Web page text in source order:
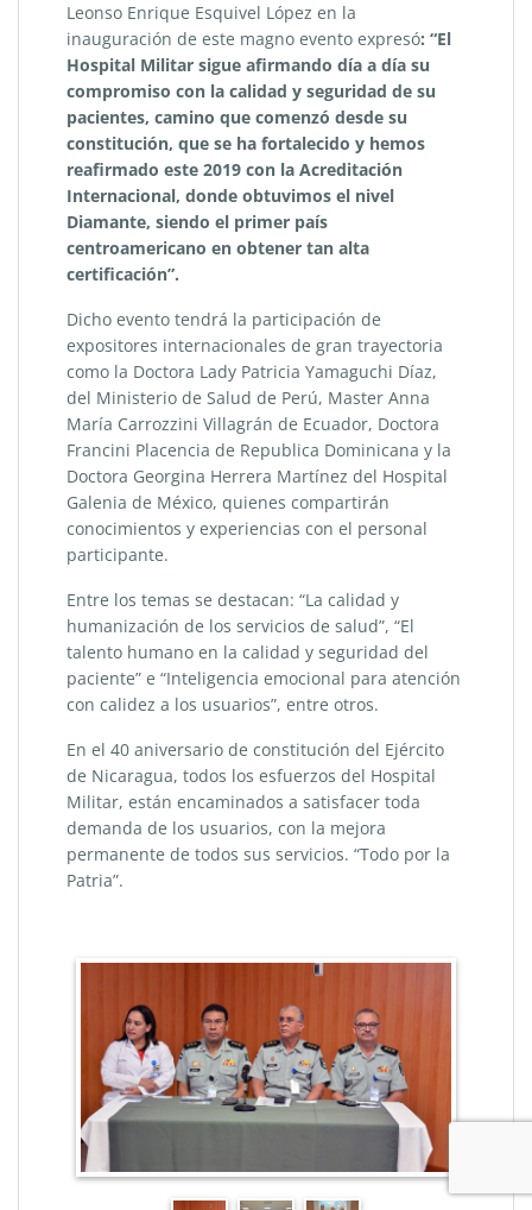
Leonso Enrique Esquivel López en la
inauguración de este magno evento expresó: “El
Hospital Militar sigue afirmando día a día su
compromiso con la calidad y seguridad de su
pacientes, camino que comenzó desde su
constitución, que se ha fortalecido y hemos
reafirmado este 2019 con la Acreditación
Internacional, donde obtuvimos el nivel
Diamante, siendo el primer país
centroamericano en obtener tan alta
certificación”.
Dicho evento tendrá la participación de
expositores internacionales de gran trayectoria
como la Doctora Lady Patricia Yamaguchi Díaz,
del Ministerio de Salud de Perú, Master Anna
María Carrozzini Villagrán de Ecuador, Doctora
Francini Placencia de Republica Dominicana y la
Doctora Georgina Herrera Martínez del Hospital
Galenia de México, quienes compartirán
conocimientos y experiencias con el personal
participante.
Entre los temas se destacan: “La calidad y
humanización de los servicios de salud”, “El
talento humano en la calidad y seguridad del
paciente” e “Inteligencia emocional para atención
con calidez a los usuarios”, entre otros.
En el 40 aniversario de constitución del Ejército
de Nicaragua, todos los esfuerzos del Hospital
Militar, están encaminados a satisfacer toda
demanda de los usuarios, con la mejora
permanente de todos sus servicios. “Todo por la
Patria”.